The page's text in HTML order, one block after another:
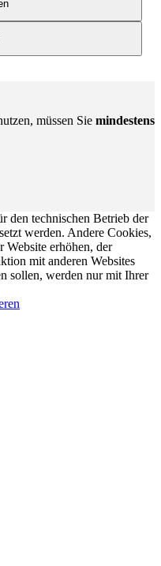
müssen Sie mindestens
den technischen Betrieb der
werden. Andere Cookies,
Website erhöhen, der
mit anderen Websites
sollen, werden nur mit Ihrer